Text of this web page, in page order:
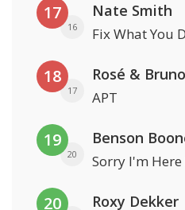
17
16
Nate Smith
Fix What You
18
17
Rosé &
APT
19
20
Benson
Sorry I'm Here
20 Roxy Dekker